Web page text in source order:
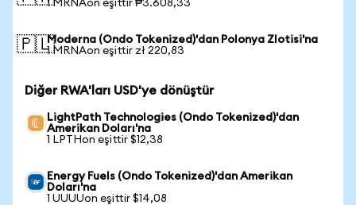
1 MRNAon eşittir ₱3.608,33
🇵🇱Moderna (Ondo Tokenized)'dan Polonya Zlotisi'na
1 MRNAon eşittir zł 220,83
Diğer RWA'ları USD'ye dönüştür
LightPath Technologies (Ondo Tokenized)'dan
Amerikan Doları'na
1 LPTHon eşittir $12,38
Energy Fuels (Ondo Tokenized)'dan Amerikan
Doları'na
1 UUUUon eşittir $14,08